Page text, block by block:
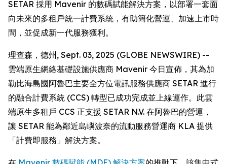
SETAR 採用 Mavenir 的數碼賦能解決方案，以部署一套面
向未來的多租戶統一計費系統，有助簡化營運、加速上市時
間，並促成新一代服務獲利。
理查森，德州, Sept. 03, 2025 (GLOBE NEWSWIRE) --
雲端原生網絡基礎設施供應商 Mavenir 今日宣佈，其為加
勒比海島國阿魯巴主要全方位電訊服務供應商 SETAR 進行
的融合計費系統 (CCS) 轉型已成功完成並上線運作。此雲
端原生多租戶 CCS 正支援 SETAR N.V. 在阿魯巴的營運，
讓 SETAR 能為鄰近島嶼波奈的流動服務營運商 KLA 提供
「計費即服務」解決方案。